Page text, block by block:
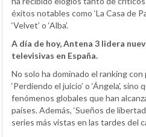
éxitos notables como ‘La Casa de
‘Velvet’ o ‘Alba’.
A día de hoy, Antena 3 lidera
televisivas en España.
No solo ha dominado el ranking
‘Perdiendo el juicio’ o ‘Ángela’,
fenómenos globales que han
países. Además, ‘Sueños de
series más vistas en las tardes del